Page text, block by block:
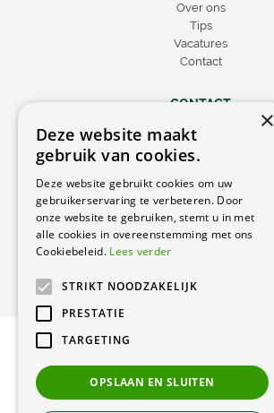
Over ons
Tips
Vacatures
Contact
CONTACT
Peacock Garden Supports
Industrieweg 22
Nederland
0499 57 40 80
F. 0499 57 40 84
E.peacock@peacock.nl
Privacy Statement
Green Solutions
×
Deze website maakt
gebruik van cookies.
Deze website gebruikt cookies om uw
gebruikerservaring te verbeteren. Door
onze website te gebruiken, stemt u in met
alle cookies in overeenstemming met ons
Cookiebeleid. Lees verder
STRIKT NOODZAKELIJK
PRESTATIE
TARGETING
OPSLAAN EN SLUITEN